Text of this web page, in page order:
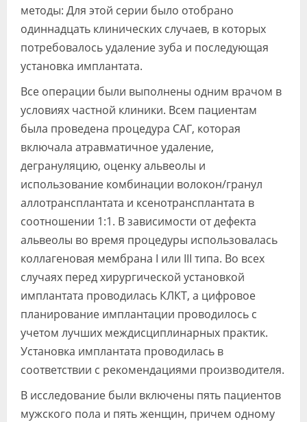
методы: Для этой серии было отобрано
одиннадцать клинических случаев, в которых
потребовалось удаление зуба и последующая
установка имплантата.
Все операции были выполнены одним врачом в
условиях частной клиники. Всем пациентам
была проведена процедура САГ, которая
включала атравматичное удаление,
дегрануляцию, оценку альвеолы и
использование комбинации волокон/гранул
аллотрансплантата и ксенотрансплантата в
соотношении 1:1. В зависимости от дефекта
альвеолы во время процедуры использовалась
коллагеновая мембрана I или III типа. Во всех
случаях перед хирургической установкой
имплантата проводилась КЛКТ, а цифровое
планирование имплантации проводилось с
учетом лучших междисциплинарных практик.
Установка имплантата проводилась в
соответствии с рекомендациями производителя.
В исследование были включены пять пациентов
мужского пола и пять женщин, причем одному